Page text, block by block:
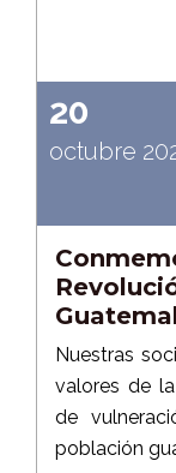
20
octubre
Nuestras
valores de
de
población